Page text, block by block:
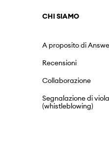
CHI SIAMO
A proposito di
Recensioni
Collaborazione
Segnalazione di
(whistleblowing)